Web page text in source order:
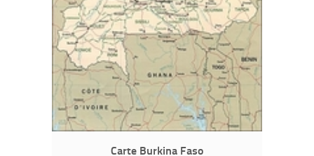
Carte Burkina Faso